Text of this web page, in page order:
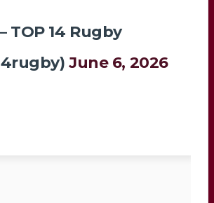
TOP 14 Rugby
June 6, 2026